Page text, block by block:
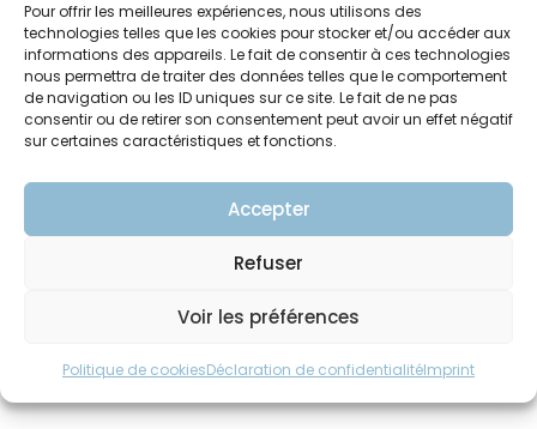
Pour offrir les meilleures expériences, nous utilisons des
technologies telles que les cookies pour stocker et/ou accéder aux
informations des appareils. Le fait de consentir à ces technologies
nous permettra de traiter des données telles que le comportement
de navigation ou les ID uniques sur ce site. Le fait de ne pas
consentir ou de retirer son consentement peut avoir un effet négatif
sur certaines caractéristiques et fonctions.
Accepter
Refuser
Voir les préférences
Politique de cookiesDéclaration de confidentialitéImprint
© Clinipole
Annuaire praticiens
Presse